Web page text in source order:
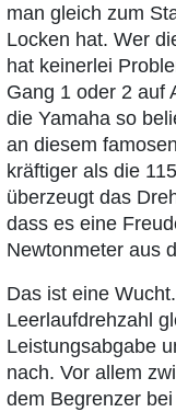
man gleich zum
Locken hat. Wer
hat keinerlei
Gang 1 oder 2 auf
die Yamaha so
an diesem
kräftiger als die
überzeugt das
dass es eine
Newtonmeter aus
Das ist eine
Leerlaufdrehzahl
Leistungsabgabe
nach. Vor allem
dem Begrenzer